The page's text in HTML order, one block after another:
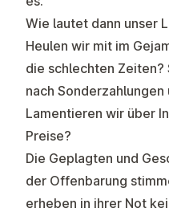
Wie lautet dann unser
Heulen wir mit im
die schlechten Zeiten?
nach
Lamentieren wir über
Preise?
Die Geplagten und
der Offenbarung
erheben in ihrer Not